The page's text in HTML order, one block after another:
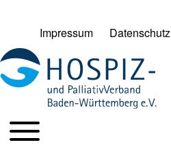
Suche Schließen
Suche
User account menu
Impressum Datenschutz
HPV BW Hauptmenu
Toggle main menu